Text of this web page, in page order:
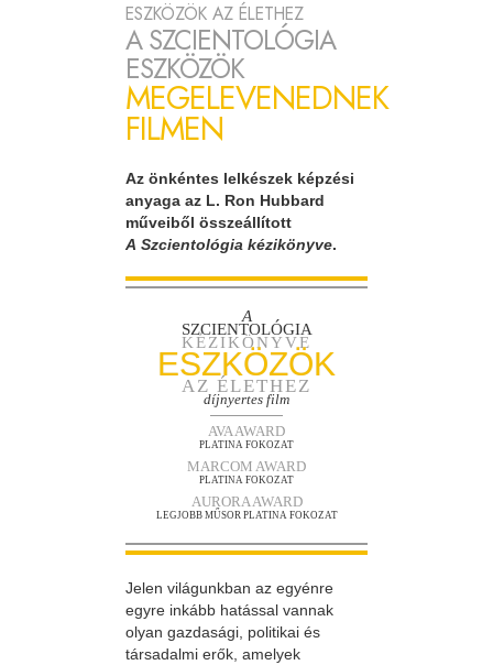
ESZKÖZÖK AZ ÉLETHEZ
A SZCIENTOLÓGIA
ESZKÖZÖK
MEGELEVENEDNEK
FILMEN
Az önkéntes lelkészek képzési
anyaga az L. Ron Hubbard
műveiből összeállított
A Szcientológia kézikönyve.
A
SZCIENTOLÓGIA
KÉZIKÖNYVE
ESZKÖZÖK
AZ ÉLETHEZ
díjnyertes film
AVA AWARD
PLATINA FOKOZAT
MARCOM AWARD
PLATINA FOKOZAT
AURORA AWARD
LEGJOBB MŰSOR PLATINA FOKOZAT
Jelen világunkban az egyénre
egyre inkább hatással vannak
olyan gazdasági, politikai és
társadalmi erők, amelyek